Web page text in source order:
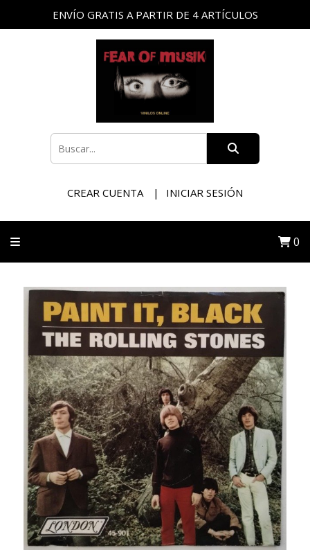
ENVÍO GRATIS A PARTIR DE 4 ARTÍCULOS
CREAR CUENTA INICIAR SESIÓN
0